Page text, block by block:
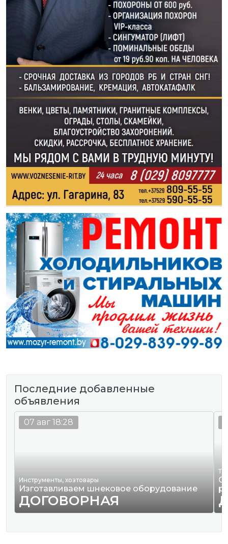
Последние добавленные
объявления
Инструменты, хозтовары
Изготавливаем шнековое оборудование
ДОГОВОРНАЯ
07 авг 18:28